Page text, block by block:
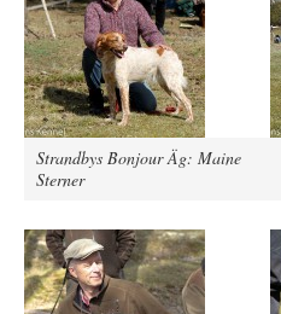
Strandbys Bonjour Äg: Maine
Sterner